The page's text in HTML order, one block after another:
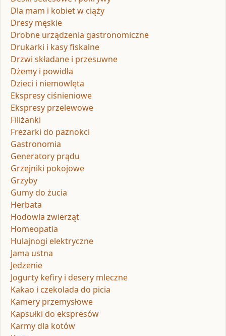
Dla mam i kobiet w ciąży
Dresy męskie
Drobne urządzenia gastronomiczne
Drukarki i kasy fiskalne
Drzwi składane i przesuwne
Dżemy i powidła
Dzieci i niemowlęta
Ekspresy ciśnieniowe
Ekspresy przelewowe
Filiżanki
Frezarki do paznokci
Gastronomia
Generatory prądu
Grzejniki pokojowe
Grzyby
Gumy do żucia
Herbata
Hodowla zwierząt
Homeopatia
Hulajnogi elektryczne
Jama ustna
Jedzenie
Jogurty kefiry i desery mleczne
Kakao i czekolada do picia
Kamery przemysłowe
Kapsułki do ekspresów
Karmy dla kotów